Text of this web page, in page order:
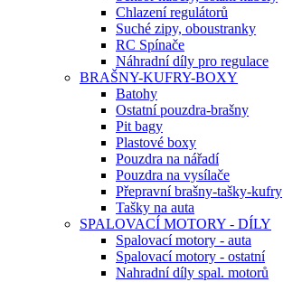
Chlazení regulátorů
Suché zipy, oboustranky
RC Spínače
Náhradní díly pro regulace
BRAŠNY-KUFRY-BOXY
Batohy
Ostatní pouzdra-brašny
Pit bagy
Plastové boxy
Pouzdra na nářadí
Pouzdra na vysílače
Přepravní brašny-tašky-kufry
Tašky na auta
SPALOVACÍ MOTORY - DÍLY
Spalovací motory - auta
Spalovací motory - ostatní
Nahradní díly spal. motorů